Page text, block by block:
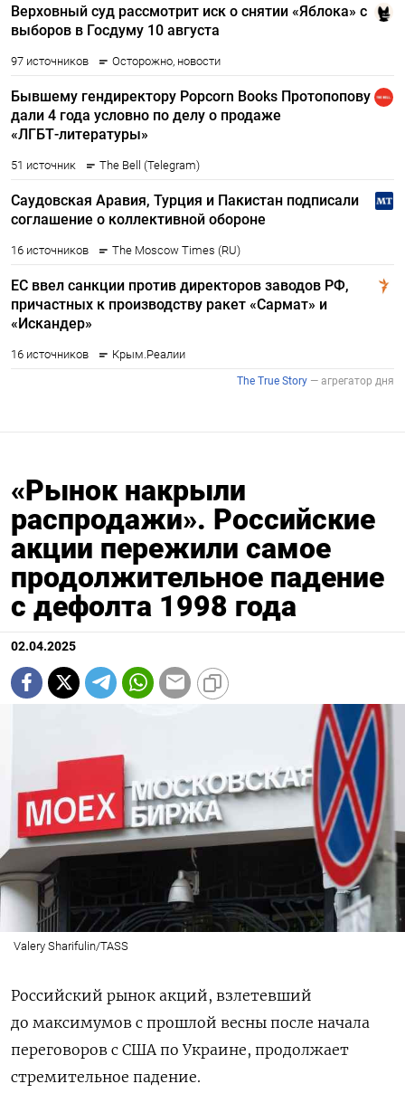
«Рынок накрыли
распродажи». Российские
акции пережили самое
продолжительное падение
с дефолта 1998 года
02.04.2025
Valery Sharifulin/TASS
Российский рынок акций, взлетевший
до максимумов с прошлой весны после начала
переговоров с США по Украине, продолжает
стремительное падение.